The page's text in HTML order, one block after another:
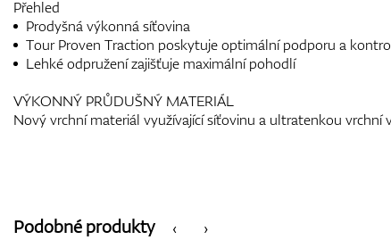
Přehled
Prodyšná výkonná síťovina
Tour Proven Traction poskytuje optimální podporu a
Lehké odpružení zajišťuje maximální pohodlí
VÝKONNÝ PRŮDUŠNÝ MATERIÁL
Nový vrchní materiál využívající síťovinu a ultratenkou
‹
Podobné produkty ›